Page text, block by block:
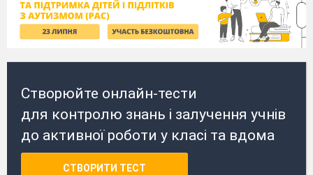
Створюйте онлайн-тести
для контролю знань і залучення учнів
до активної роботи у класі та вдома
СТВОРИТИ ТЕСТ